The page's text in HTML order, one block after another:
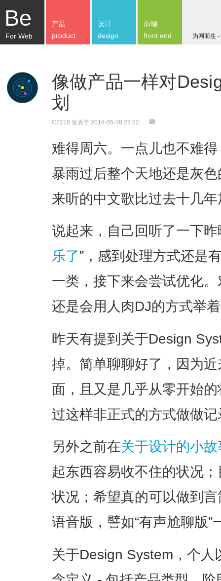
Be
For Web 为网而生
产品
product
设计
design
前端
front end
像做产品一样对
划
C7210 发表于 2018-05-28 23:52
难得周六。一点儿也不难
暴雨过后整个天地还是灰
来听的中文歌比过去十几
说起来，自己回听了一下昨
乐了”，感到处理方式还是
一类，接下来会尝试优化
还是会用人肉DJ的方式举
昨天有提到关于Design
掉。简单聊聊好了，因为
面，且又是几乎从零开始
过这样非正式的方式做做记
另外之前在关于设计的小
起东西容易收不住的状况
状况；希望真的可以做到
语音版，譬如“有声尬聊版”
关于Design System，个